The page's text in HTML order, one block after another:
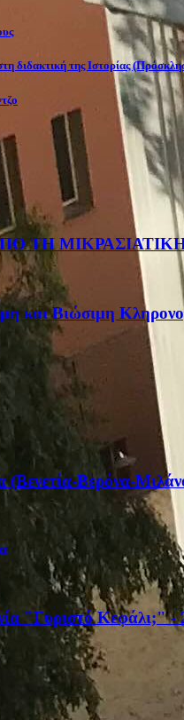
διδακτική της Ιστορίας
ΤΗ
και Βιώσιμη
(Βενετία-Βερόνα-
"Γυριστό Κεφάλι;" -